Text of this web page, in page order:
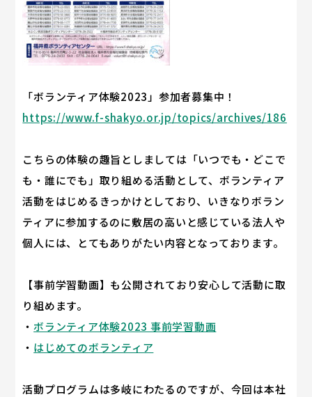
「ボランティア体験2023」参加者募集中！
https://www.f-shakyo.or.jp/topics/archives/186
こちらの体験の趣旨としましては「いつでも・どこで
も・誰にでも」取り組める活動として、ボランティア
活動をはじめるきっかけとしており、いきなりボラン
ティアに参加するのに敷居の高いと感じている法人や
個人には、とてもありがたい内容となっております。
【事前学習動画】も公開されており安心して活動に取
り組めます。
・ボランティア体験2023 事前学習動画
・ はじめてのボランティア
活動プログラムは多岐にわたるのですが、今回は本社